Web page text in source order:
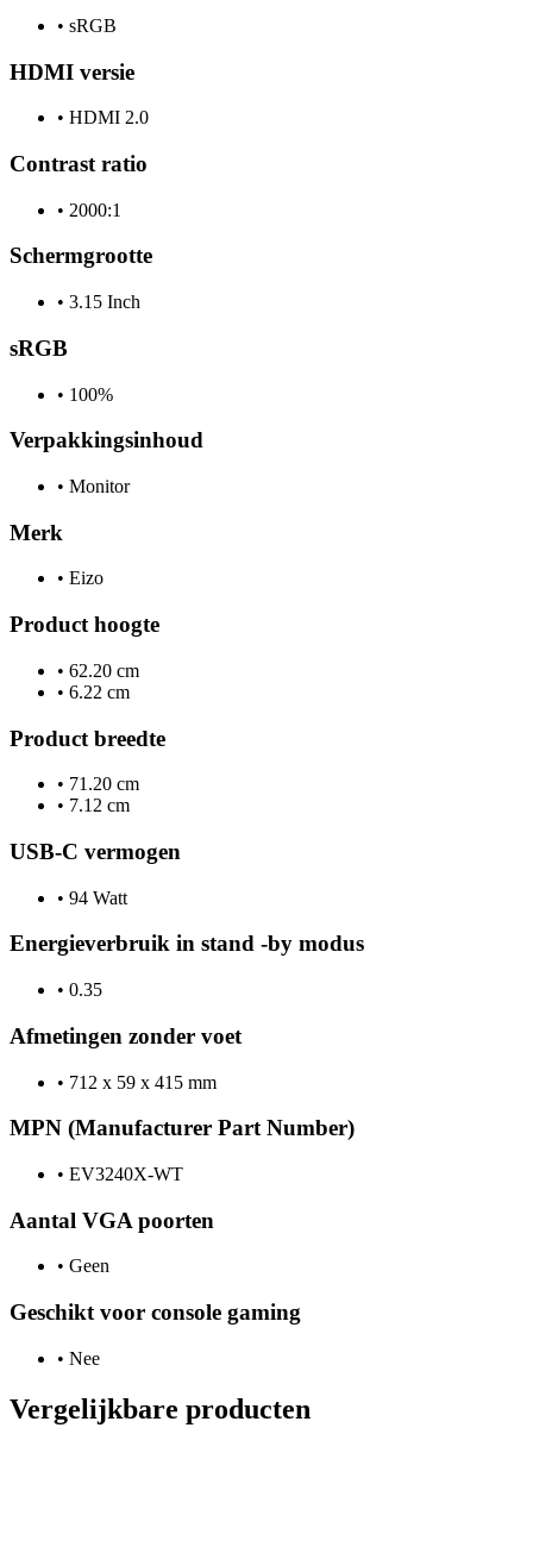
• sRGB
HDMI versie
• HDMI 2.0
Contrast ratio
• 2000:1
Schermgrootte
• 3.15 Inch
sRGB
• 100%
Verpakkingsinhoud
• Monitor
Merk
• Eizo
Product hoogte
• 62.20 cm
• 6.22 cm
Product breedte
• 71.20 cm
• 7.12 cm
USB-C vermogen
• 94 Watt
Energieverbruik in stand -by modus
• 0.35
Afmetingen zonder voet
• 712 x 59 x 415 mm
MPN (Manufacturer Part Number)
• EV3240X-WT
Aantal VGA poorten
• Geen
Geschikt voor console gaming
• Nee
Vergelijkbare producten